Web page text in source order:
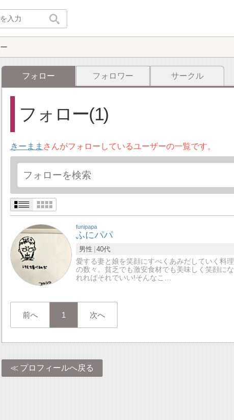
フォロー フォロワー サークル
フォロー(1)
きーまま さんがフォローしているユーザーの一覧です。
funipapa
ふにパパ
男性
40代
愛する妻と娘を笑顔にすべくあみだしていく料理
の数々。貧乏でも激安食材でも美味しく笑顔にな
れればそれでいい!そんなこ…
前へ 1 次へ
プロフィールへ戻る